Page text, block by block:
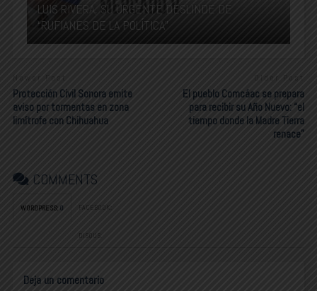
LUIS RIVERA, SU URGENTE DESLINDE DE
“RUFIANES DE LA POLÍTICA”
Newer Post
Protección Civil Sonora emite
aviso por tormentas en zona
limítrofe con Chihuahua
Older Post
El pueblo Comcáac se prepara
para recibir su Año Nuevo: “el
tiempo donde la Madre Tierra
renace”
COMMENTS
WORDPRESS: 0 FACEBOOK:
DISQUS:
Deja un comentario